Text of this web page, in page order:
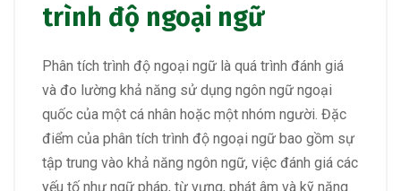
trình độ ngoại ngữ
Phân tích trình độ ngoại ngữ là quá trình đánh giá
và đo lường khả năng sử dụng ngôn ngữ ngoại
quốc của một cá nhân hoặc một nhóm người. Đặc
điểm của phân tích trình độ ngoại ngữ bao gồm sự
tập trung vào khả năng ngôn ngữ, việc đánh giá các
yếu tố như ngữ pháp, từ vựng, phát âm và kỹ năng